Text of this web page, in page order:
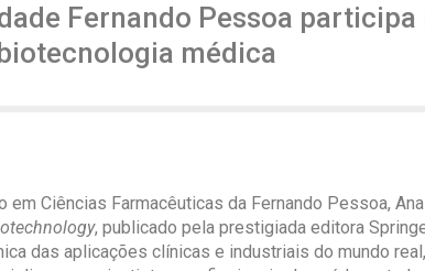
Fernando Pessoa
médica
Ciências Farmacêuticas da Fernando Pessoa,
, publicado pela prestigiada editora
das aplicações clínicas e industriais do mundo